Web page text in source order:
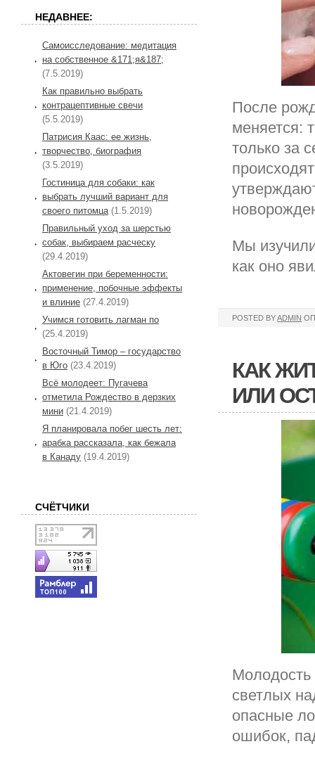
После
меняется:
только за
Мы
как оно
POSTED BYADMIN
КАК
ИЛИ
Молодость
светлых
опасные
ошибок,
НЕДАВНЕЕ:
Самоисследование: медитация
на собственное &171;я&187;
(7.5.2019)
Как правильно выбрать
контрацептивные свечи
(5.5.2019)
Патрисия Каас: ее жизнь,
творчество, биография
(3.5.2019)
Гостиница для собаки: как
выбрать лучший вариант для
своего питомца (1.5.2019)
Правильный уход за шерстью
собак, выбираем расческу
(29.4.2019)
Актовегин при беременности:
применение, побочные эффекты
и влиние (27.4.2019)
Учимся готовить лагман по
(25.4.2019)
Восточный Тимор – государство
в Юго (23.4.2019)
Всё молодеет: Пугачева
отметила Рождество в дерзких
мини (21.4.2019)
Я планировала побег шесть лет:
арабка рассказала, как бежала
в Канаду (19.4.2019)
СЧЁТЧИКИ